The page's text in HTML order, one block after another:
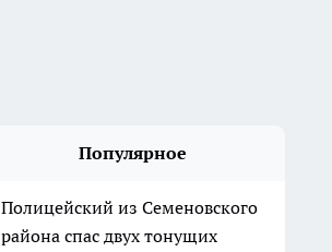
Популярное
Полицейский из Семеновского
района спас двух тонущих